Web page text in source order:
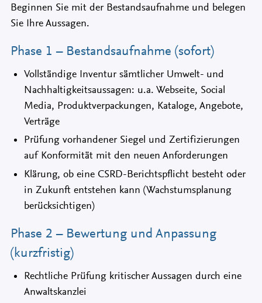
Beginnen Sie mit der Bestandsaufnahme und belegen
Sie Ihre Aussagen.
Phase 1 – Bestandsaufnahme (sofort)
Vollständige Inventur sämtlicher Umwelt- und
Nachhaltigkeitsaussagen: u.a. Webseite, Social
Media, Produktverpackungen, Kataloge, Angebote,
Verträge
Prüfung vorhandener Siegel und Zertifizierungen
auf Konformität mit den neuen Anforderungen
Klärung, ob eine CSRD-Berichtspflicht besteht oder
in Zukunft entstehen kann (Wachstumsplanung
berücksichtigen)
Phase 2 – Bewertung und Anpassung
(kurzfristig)
Rechtliche Prüfung kritischer Aussagen durch eine
Anwaltskanzlei